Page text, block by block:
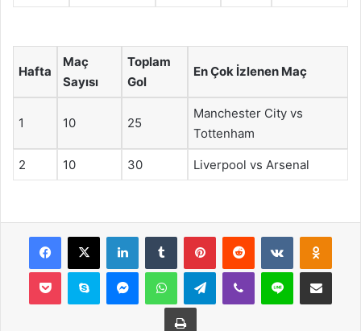
Hafta
Maç
Sayısı
Toplam
Gol
En Çok İzlenen Maç
1 10 25
Manchester City vs
Tottenham
2 10 30 Liverpool vs Arsenal
Facebook
X LinkedInTumblr PinterestReddit VKontakte
Pocket Skype MessengerWhatsAppTelegramViber Line E-Posta ile
Yazdır